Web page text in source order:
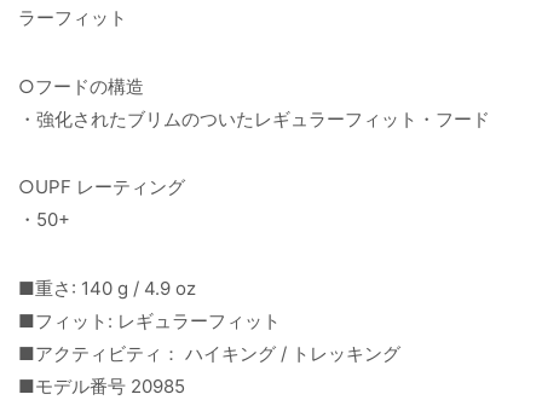
ラーフィット
○フードの構造
・強化されたブリムのついたレギュラーフィット・フード
○UPF レーティング
・50+
■重さ: 140 g / 4.9 oz
■フィット: レギュラーフィット
■アクティビティ： ハイキング / トレッキング
■モデル番号 20985